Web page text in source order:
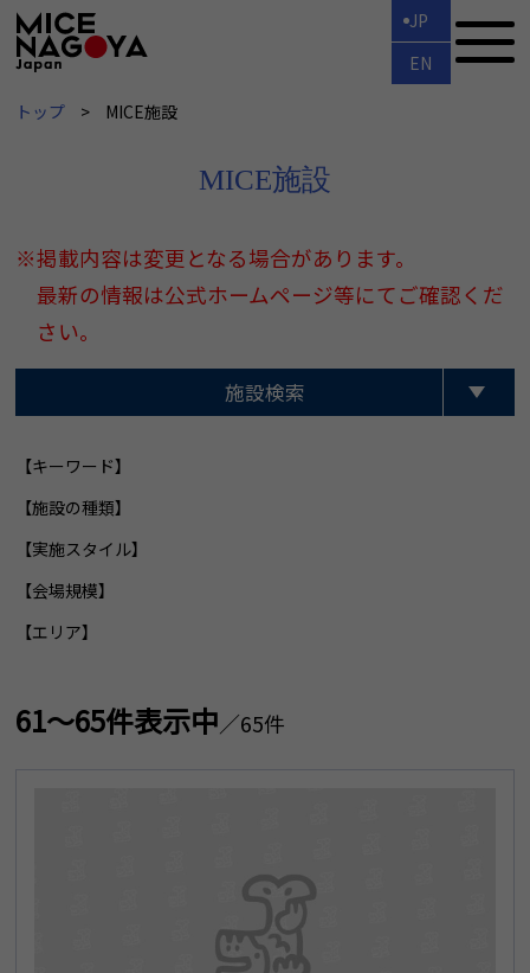
JP
EN
トップ MICE施設
MICE施設
※掲載内容は変更となる場合があります。
最新の情報は公式ホームページ等にてご確認くだ
さい。
施設検索
【キーワード】
【施設の種類】
【実施スタイル】
【会場規模】
【エリア】
61～65件表示中／65件